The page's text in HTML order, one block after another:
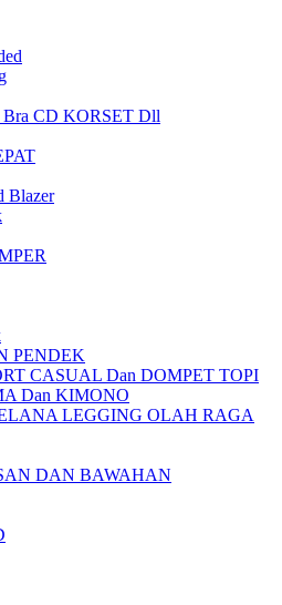
Bra CD KORSET Dll
Blazer
PENDEK
CASUAL Dan DOMPET TOPI
Dan KIMONO
LEGGING OLAH RAGA
DAN BAWAHAN